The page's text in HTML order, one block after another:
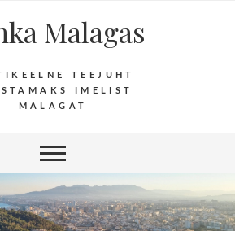
Malagas
TEEJUHT
IMELIST
MALAGAT